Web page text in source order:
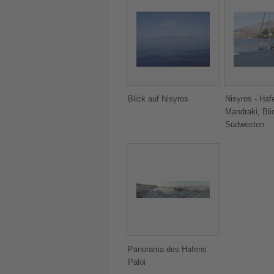
Blick auf Nisyros
Nisyros -
Mandraki,
Südwesten
Panorama des Hafens
Paloi